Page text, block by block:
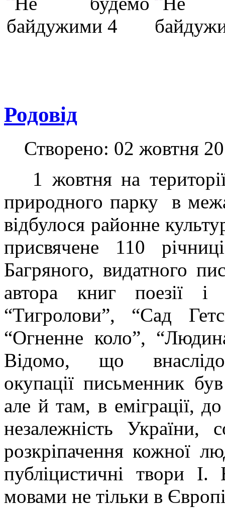
Родовід
Створено: 02 жовтня
1 жовтня на території
природного парку в
відбулося районне
присвячене 110
Багряного, видатного
автора книг поезії і
“Тигролови”, “Сад
“Огненне коло”,
Відомо, що внаслідок
окупації письменник
але й там, в еміграції,
незалежність України,
розкріпачення кожної
публіцистичні твори І.
мовами не тільки в